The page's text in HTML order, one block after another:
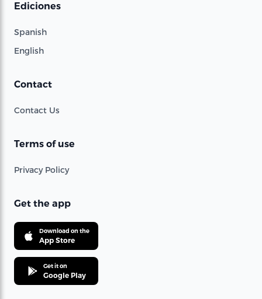
Ediciones
Spanish
English
Contact
Contact Us
Terms of use
Privacy Policy
Get the app
Download on the
App Store
Get it on
Google Play